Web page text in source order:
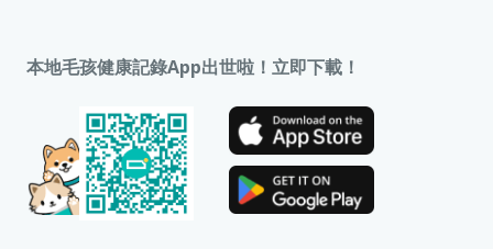
本地毛孩健康記錄App出世啦！立即下載！